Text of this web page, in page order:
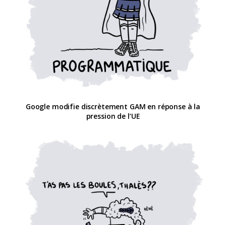
Google modifie discrètement GAM en réponse à la
pression de l’UE